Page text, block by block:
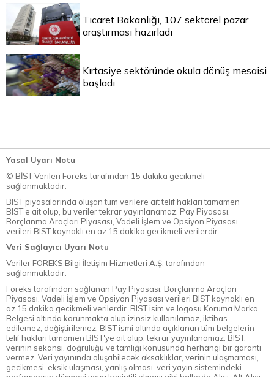
Ticaret Bakanlığı, 107 sektörel pazar
araştırması hazırladı
Kırtasiye sektöründe okula dönüş mesaisi
başladı
Yasal Uyarı Notu
© BİST Verileri Foreks tarafından 15 dakika gecikmeli
sağlanmaktadır.
BIST piyasalarında oluşan tüm verilere ait telif hakları tamamen
BIST'e ait olup, bu veriler tekrar yayınlanamaz. Pay Piyasası,
Borçlanma Araçları Piyasası, Vadeli İşlem ve Opsiyon Piyasası
verileri BIST kaynaklı en az 15 dakika gecikmeli verilerdir.
Veri Sağlayıcı Uyarı Notu
Veriler FOREKS Bilgi İletişim Hizmetleri A.Ş. tarafından
sağlanmaktadır.
Foreks tarafından sağlanan Pay Piyasası, Borçlanma Araçları
Piyasası, Vadeli İşlem ve Opsiyon Piyasası verileri BIST kaynaklı en
az 15 dakika gecikmeli verilerdir. BIST isim ve logosu Koruma Marka
Belgesi altında korunmakta olup izinsiz kullanılamaz, iktibas
edilemez, değiştirilemez. BIST ismi altında açıklanan tüm belgelerin
telif hakları tamamen BIST'ye ait olup, tekrar yayınlanamaz. BIST,
verinin sekansı, doğruluğu ve tamlığı konusunda herhangi bir garanti
vermez. Veri yayınında oluşabilecek aksaklıklar, verinin ulaşmaması,
gecikmesi, eksik ulaşması, yanlış olması, veri yayın sistemindeki